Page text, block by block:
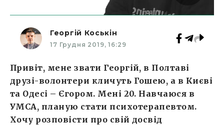
Георгій Коськін
17 Грудня 2019, 16:29
Привіт, мене звати Георгій, в Полтаві
друзі-волонтери кличуть Гошею, а в Києві
та Одесі – Єгором. Мені 20. Навчаюся в
УМСА, планую стати психотерапевтом.
Хочу розповісти про свій досвід